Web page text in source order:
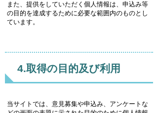
また、提供をしていただく個人情報は、申込み等
の目的を達成するために必要な範囲内のものとし
ています。
4.取得の目的及び利用
当サイトでは、意見募集や申込み、アンケートな